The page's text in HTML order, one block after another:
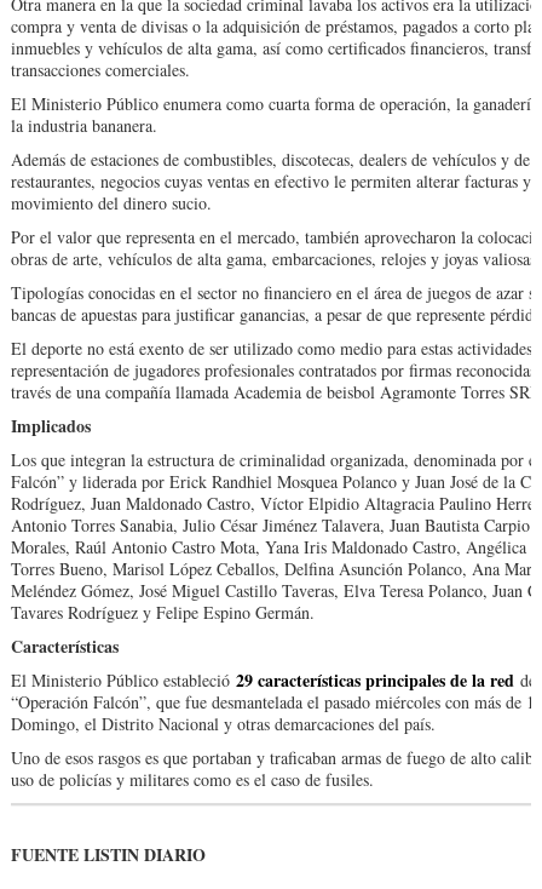
compra y venta de divisas o la adquisición de préstamos, pagados a corto
inmuebles y vehículos de alta gama, así como certificados financieros,
transacciones comerciales.
El Ministerio Público enumera como cuarta forma de operación, la
la industria bananera.
Además de estaciones de combustibles, discotecas, dealers de vehículos y
restaurantes, negocios cuyas ventas en efectivo le permiten alterar facturas
movimiento del dinero sucio.
Por el valor que representa en el mercado, también aprovecharon la
obras de arte, vehículos de alta gama, embarcaciones, relojes y joyas valiosas.
Tipologías conocidas en el sector no financiero en el área de juegos de azar
bancas de apuestas para justificar ganancias, a pesar de que represente
El deporte no está exento de ser utilizado como medio para estas
representación de jugadores profesionales contratados por firmas
través de una compañía llamada Academia de beisbol Agramonte Torres
Implicados
Los que integran la estructura de criminalidad organizada, denominada por
Falcón” y liderada por Erick Randhiel Mosquea Polanco y Juan José de la
Rodríguez, Juan Maldonado Castro, Víctor Elpidio Altagracia Paulino
Antonio Torres Sanabia, Julio César Jiménez Talavera, Juan Bautista Carpio
Morales, Raúl Antonio Castro Mota, Yana Iris Maldonado Castro, Angélica
Torres Bueno, Marisol López Ceballos, Delfina Asunción Polanco, Ana
Meléndez Gómez, José Miguel Castillo Taveras, Elva Teresa Polanco, Juan
Tavares Rodríguez y Felipe Espino Germán.
Características
El Ministerio Público estableció29 características principales de la red de
“Operación Falcón”, que fue desmantelada el pasado miércoles con más de
Domingo, el Distrito Nacional y otras demarcaciones del país.
Uno de esos rasgos es que portaban y traficaban armas de fuego de alto
uso de policías y militares como es el caso de fusiles.
FUENTE LISTIN DIARIO